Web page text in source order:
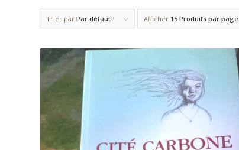
Trier par Par défaut Afficher 15 Produits par page